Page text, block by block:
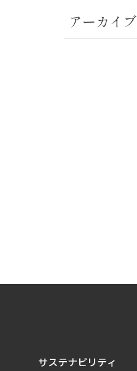
アーカイブ
サステナビリティ